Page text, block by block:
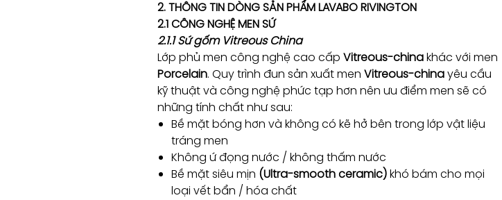
2. THÔNG TIN DÒNG SẢN PHẨM LAVABO RIVINGTON
2.1 CÔNG NGHỆ MEN SỨ
2.1.1 Sứ gốm Vitreous China
Lớp phủ men công nghệ cao cấp Vitreous-chinakhác với men
Porcelain. Quy trình đun sản xuất men Vitreous-chinayêu cầu
kỹ thuật và công nghệ phức tạp hơn nên ưu điểm men sẽ có
những tính chất như sau:
Bề mặt bóng hơn và không có kẽ hở bên trong lớp vật liệu
tráng men
Không ứ đọng nước / không thấm nước
Bề mặt siêu mịn (Ultra-smooth ceramic)khó bám cho mọi
loại vết bẩn / hóa chất